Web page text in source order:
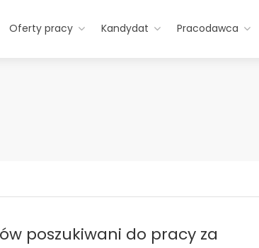
Oferty pracy Kandydat Pracodawca
poszukiwani do pracy za